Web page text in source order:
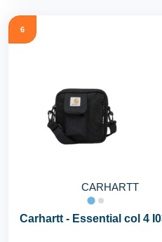
6
CARHARTT
Carhartt - Essential col 4